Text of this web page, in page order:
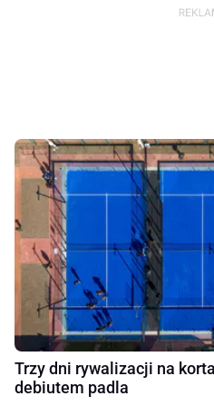
Trzy dni rywalizacji na
debiutem padla